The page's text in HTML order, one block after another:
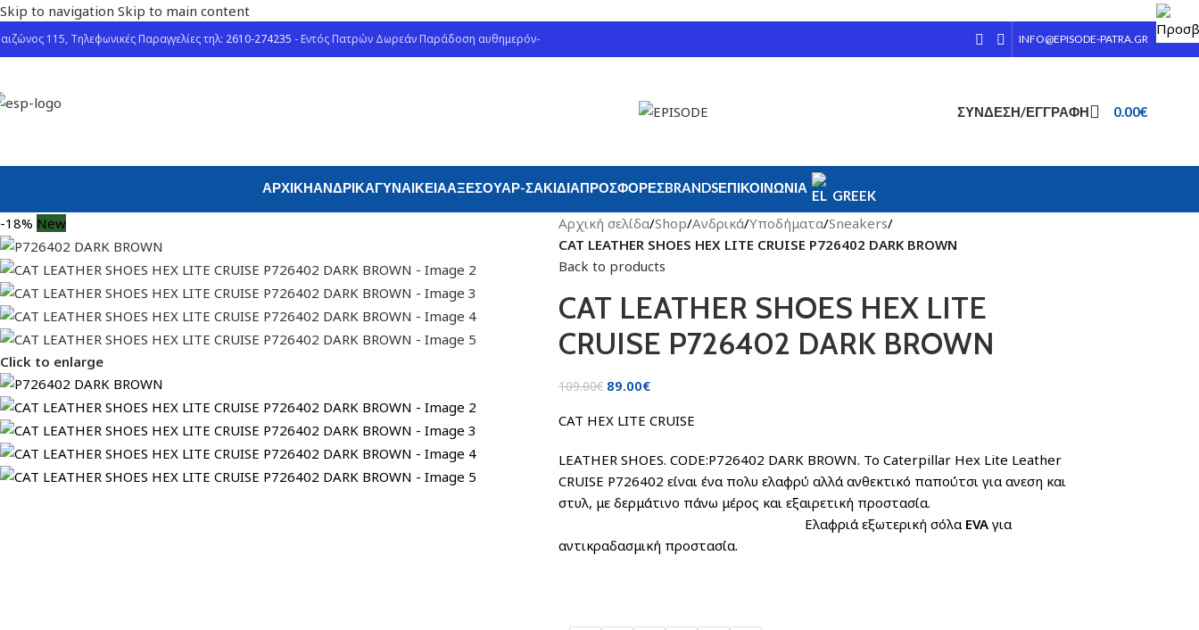
Skip to navigation Skip to main content
115, Τηλεφωνικές Παραγγελίες τηλ: 2610-274235 - Εντός Πατρών Δωρεάν Παράδοση αυθημερόν- INFO@EPISODE-PATRA.GR
ΣΎΝΔΕΣΗ/ΕΓΓΡΑΦΉ 0.00€
ΑΡΧΙΚΉΑΝΔΡΙΚΆΓΥΝΑΙΚΕΊΑΑΞΕΣΟΥΆΡ-ΣΑΚΊΔΙΑΠΡΟΣΦΟΡΈΣBRANDSΕΠΙΚΟΙΝΩΝΊΑ
GREEK
-18% New
Click to enlarge
Αρχική σελίδα/Shop/Ανδρικά/Υποδήματα/Sneakers/
CAT LEATHER SHOES HEX LITE CRUISE P726402 DARK BROWN
Back to products
CAT LEATHER SHOES HEX LITE
CRUISE P726402 DARK BROWN
109.00€ 89.00€
CAT HEX LITE CRUISE
LEATHER SHOES. CODE:P726402 DARK BROWN. Το Caterpillar Hex Lite Leather
CRUISE P726402 είναι ένα πολυ ελαφρύ αλλά ανθεκτικό παπούτσι για ανεση και
στυλ, με δερμάτινο πάνω μέρος και εξαιρετική προστασία.
Ελαφριά εξωτερική σόλα EVAγια
αντικραδασμική προστασία.